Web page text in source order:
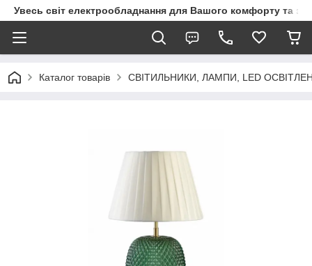
Увесь світ електрообладнання для Вашого комфорту та
Каталог товарів СВІТИЛЬНИКИ, ЛАМПИ, LED